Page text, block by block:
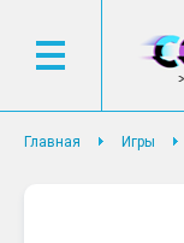
Главная Игры